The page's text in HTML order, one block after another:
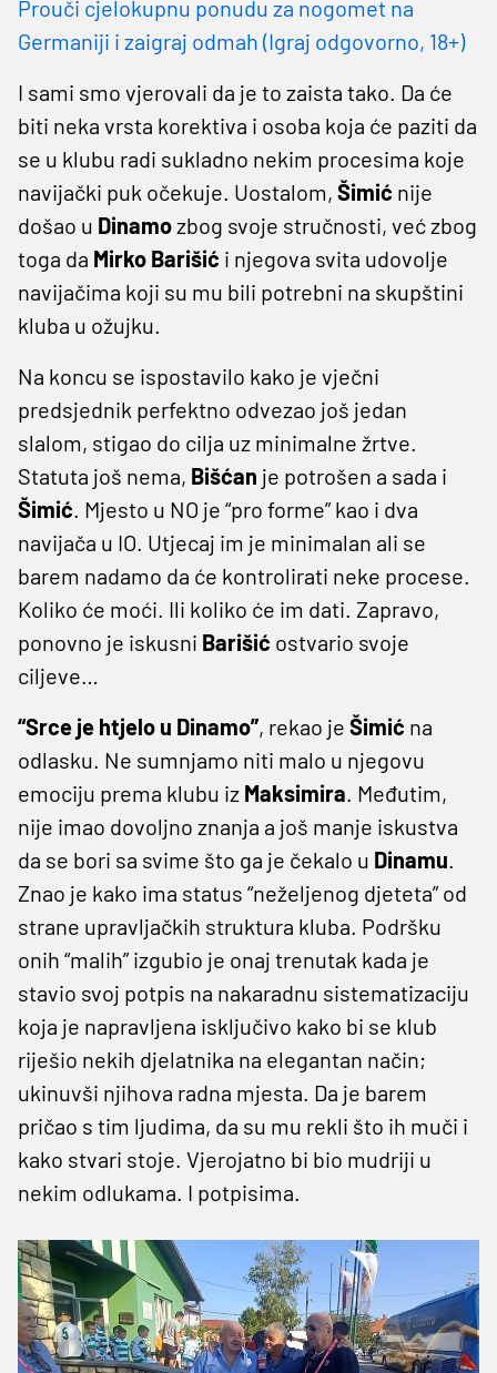
Prouči cjelokupnu ponudu za nogomet na
Germaniji i zaigraj odmah (Igraj odgovorno, 18+)
I sami smo vjerovali da je to zaista tako. Da će
biti neka vrsta korektiva i osoba koja će paziti da
se u klubu radi sukladno nekim procesima koje
navijački puk očekuje. Uostalom, Šimić nije
došao u Dinamozbog svoje stručnosti, već zbog
toga da Mirko Barišić i njegova svita udovolje
navijačima koji su mu bili potrebni na skupštini
kluba u ožujku.
Na koncu se ispostavilo kako je vječni
predsjednik perfektno odvezao još jedan
slalom, stigao do cilja uz minimalne žrtve.
Statuta još nema, Bišćan je potrošen a sada i
Šimić. Mjesto u NO je “pro forme” kao i dva
navijača u IO. Utjecaj im je minimalan ali se
barem nadamo da će kontrolirati neke procese.
Koliko će moći. Ili koliko će im dati. Zapravo,
ponovno je iskusni Barišić ostvario svoje
ciljeve…
“Srce je htjelo u Dinamo”, rekao je Šimić na
odlasku. Ne sumnjamo niti malo u njegovu
emociju prema klubu iz Maksimira. Međutim,
nije imao dovoljno znanja a još manje iskustva
da se bori sa svime što ga je čekalo u Dinamu.
Znao je kako ima status “neželjenog djeteta” od
strane upravljačkih struktura kluba. Podršku
onih “malih” izgubio je onaj trenutak kada je
stavio svoj potpis na nakaradnu sistematizaciju
koja je napravljena isključivo kako bi se klub
riješio nekih djelatnika na elegantan način;
ukinuvši njihova radna mjesta. Da je barem
pričao s tim ljudima, da su mu rekli što ih muči i
kako stvari stoje. Vjerojatno bi bio mudriji u
nekim odlukama. I potpisima.